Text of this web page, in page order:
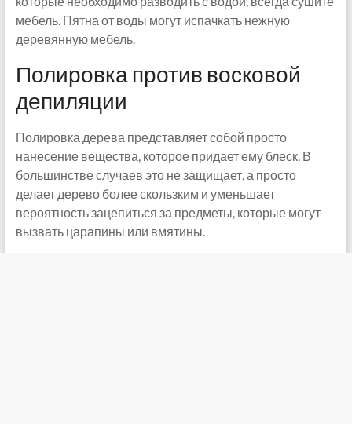
мебель. Пятна от воды могут испачкать нежную
деревянную мебель.
Полировка против восковой
депиляции
Полировка дерева представляет собой просто
нанесение вещества, которое придает ему блеск. В
большинстве случаев это не защищает, а просто
делает дерево более скользким и уменьшает
вероятность зацепиться за предметы, которые могут
вызвать царапины или вмятины.